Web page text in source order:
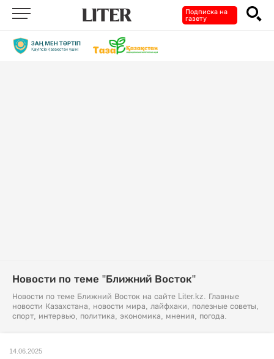
Подписка на
газету
Новости по теме "Ближний Восток"
Новости по теме Ближний Восток на сайте Liter.kz. Главные
новости Казахстана, новости мира, лайфхаки, полезные советы,
спорт, интервью, политика, экономика, мнения, погода.
14.06.2025